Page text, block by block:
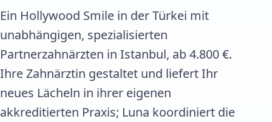
Ein Hollywood Smile in der Türkei mit
unabhängigen, spezialisierten
Partnerzahnärzten in Istanbul, ab 4.800 €.
Ihre Zahnärztin gestaltet und liefert Ihr
neues Lächeln in ihrer eigenen
akkreditierten Praxis; Luna koordiniert die